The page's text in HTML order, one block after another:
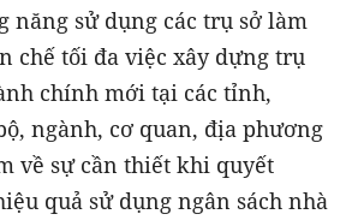
năng sử dụng các trụ sở làm
chế tối đa việc xây dựng trụ
chính mới tại các tỉnh,
ngành, cơ quan, địa phương
về sự cần thiết khi quyết
quả sử dụng ngân sách nhà